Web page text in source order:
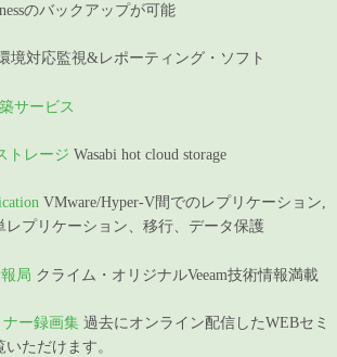
のバックアップが可能
境対応監視&レポーティング・ソフト
サービス
トレージ Wasabi hot cloud storage
VMware/Hyper-V間でのレプリケーション,
レプリケーション、移行、データ保護
局 クライム・オリジナルVeeam技術情報満載
ナー録画集 過去にオンライン配信したWEBセミ
ただけます。